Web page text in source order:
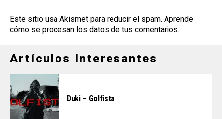
Este sitio usa Akismet para reducir el spam. Aprende
cómo se procesan los datos de tus comentarios.
Artículos Interesantes
Duki – Golfista